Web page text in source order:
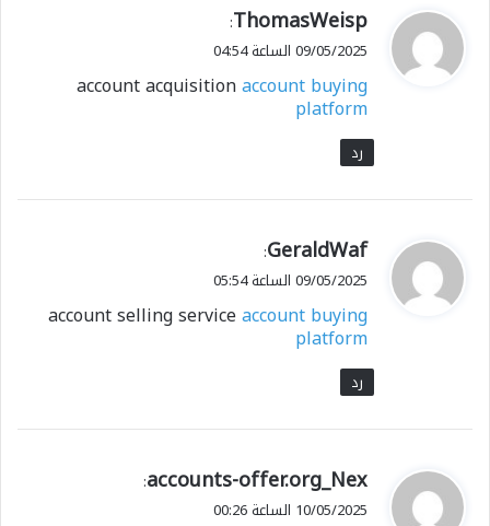
ي
ق
ل
ThomasWeisp
:
09/05/2025 الساعة 04:54
account acquisitionaccount buying
platform
رد
ي
ق
ل
GeraldWaf
:
09/05/2025 الساعة 05:54
account selling serviceaccount buying
platform
رد
ي
ق
accounts-offer.org_Nex
:
10/05/2025 الساعة 00:26